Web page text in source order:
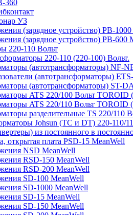
360
УЗ
(зарядное устройство) PB-
(зарядное устройство) PB-600
220-110 Вольт
220-110 (220-100) Вольт.
(автотрансформаторы) NF-
(автотрансформаторы)
(автотрансформаторы) ST-
ATS 220/100 Вольт TOROID
ATS 220/110 Вольт TOROID
разделительные TS 220/110
Johsun (TС и DT) 220-110/
из постоянного в
открытая плата PSD-15 MeanWell
NSD MeanWell
RSD-150 MeanWell
RSD-200 MeanWell
SD-100 MeanWell
SD-1000 MeanWell
SD-15 MeanWell
SD-150 MeanWell